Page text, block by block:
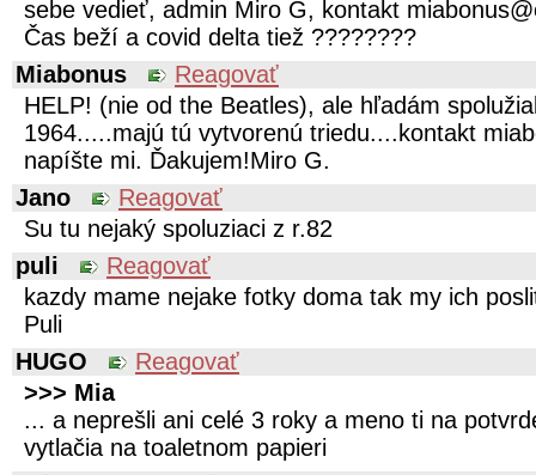
sebe vedieť, admin Miro G, kontakt
Čas beží a covid delta tiež ????????️
Miabonus
Reagovať
HELP! (nie od the Beatles), ale hľadám
1964.....majú tú vytvorenú triedu....kontakt
napíšte mi. Ďakujem!Miro G.
Jano
Reagovať
Su tu nejaký spoluziaci z r.82
puli
Reagovať
kazdy mame nejake fotky doma tak my ich
Puli
HUGO
Reagovať
>>> Mia
... a neprešli ani celé 3 roky a meno ti na
vytlačia na toaletnom papieri